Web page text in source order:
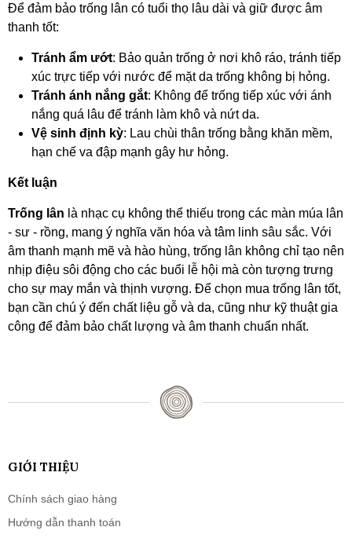
Để đảm bảo trống lân có tuổi thọ lâu dài và giữ được âm
thanh tốt:
Tránh ẩm ướt: Bảo quản trống ở nơi khô ráo, tránh tiếp
xúc trực tiếp với nước để mặt da trống không bị hỏng.
Tránh ánh nắng gắt: Không để trống tiếp xúc với ánh
nắng quá lâu để tránh làm khô và nứt da.
Vệ sinh định kỳ: Lau chùi thân trống bằng khăn mềm,
hạn chế va đập mạnh gây hư hỏng.
Kết luận
Trống lân là nhạc cụ không thể thiếu trong các màn múa lân
- sư - rồng, mang ý nghĩa văn hóa và tâm linh sâu sắc. Với
âm thanh mạnh mẽ và hào hùng, trống lân không chỉ tạo nên
nhịp điệu sôi động cho các buổi lễ hội mà còn tượng trưng
cho sự may mắn và thịnh vượng. Để chọn mua trống lân tốt,
bạn cần chú ý đến chất liệu gỗ và da, cũng như kỹ thuật gia
công để đảm bảo chất lượng và âm thanh chuẩn nhất.
GIỚI THIỆU
Chính sách giao hàng
Hướng dẫn thanh toán